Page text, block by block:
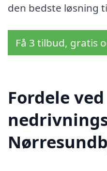
den bedste løsning
Få 3 tilbud, gratis
Fordele